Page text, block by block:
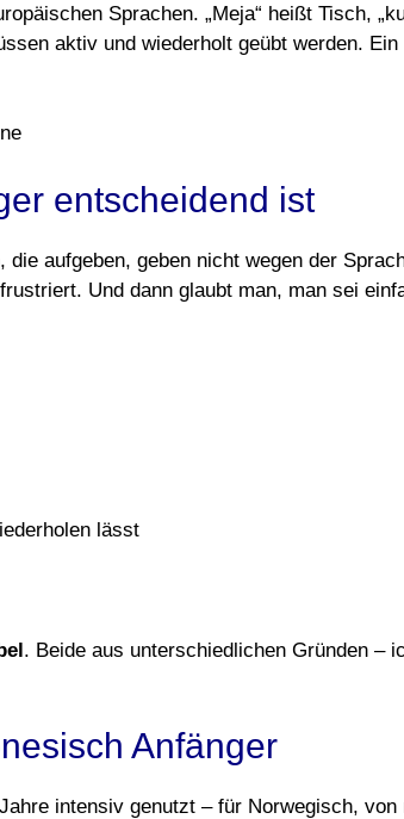
Sprachen. „Meja“ heißt Tisch,
aktiv und wiederholt geübt werden. Ein
entscheidend ist
aufgeben, geben nicht wegen der
Und dann glaubt man, man sei
lässt
. Beide aus unterschiedlichen Gründen –
Anfänger
intensiv genutzt – für Norwegisch, von